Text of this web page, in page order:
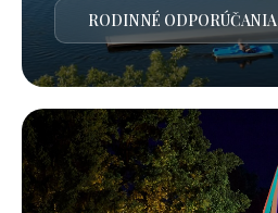
RODINNÉ ODPORÚČANIA